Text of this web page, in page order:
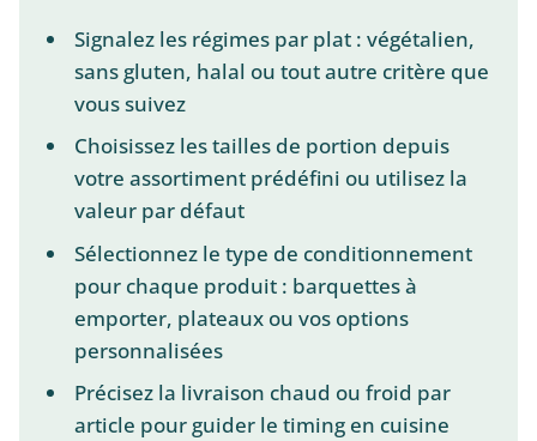
Signalez les régimes par plat : végétalien,
sans gluten, halal ou tout autre critère que
vous suivez
Choisissez les tailles de portion depuis
votre assortiment prédéfini ou utilisez la
valeur par défaut
Sélectionnez le type de conditionnement
pour chaque produit : barquettes à
emporter, plateaux ou vos options
personnalisées
Précisez la livraison chaud ou froid par
article pour guider le timing en cuisine